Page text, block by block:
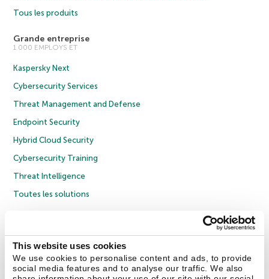
This website uses cookies
We use cookies to personalise content and ads, to provide
social media features and to analyse our traffic. We also
Tous les produits
Grande entreprise
1 000 EMPLOYS ET
Kaspersky Next
Cybersecurity Services
Threat Management and Defense
Endpoint Security
Hybrid Cloud Security
Cybersecurity Training
Threat Intelligence
Toutes les solutions
Politique de confidentialité
Politique anticorruption
Contrat de licence grand public
Contrat de licence entreprises
Cookies